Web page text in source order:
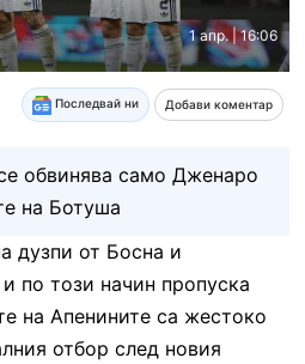
1 апр. | 16:06
Последвай ни Добави коментар
обвинява само Дженаро
на Ботуша
дузпи от Босна и
по този начин пропуска
на Апенините са жестоко
отбор след новия